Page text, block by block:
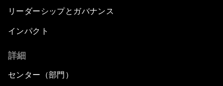
リーダーシップとガバナンス
インパクト
詳細
センター（部門）